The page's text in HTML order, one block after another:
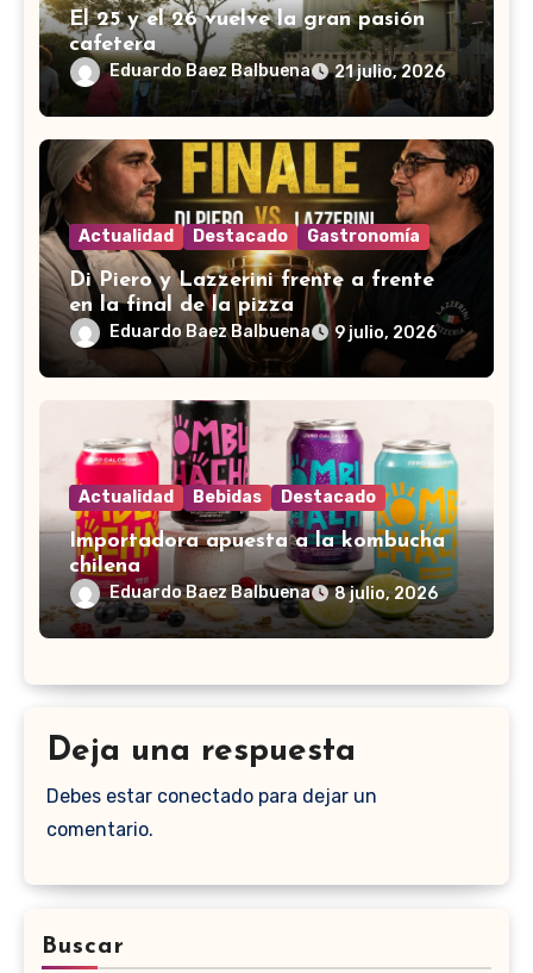
El 25 y el 26 vuelve la gran pasión
cafetera
Eduardo Baez Balbuena 21 julio, 2026
Actualidad Destacado Gastronomía
Di Piero y Lazzerini frente a frente
en la final de la pizza
Eduardo Baez Balbuena 9 julio, 2026
Actualidad Bebidas Destacado
Importadora apuesta a la kombucha
chilena
Eduardo Baez Balbuena 8 julio, 2026
Deja una respuesta
Debes estar conectado para dejar un
comentario.
Buscar